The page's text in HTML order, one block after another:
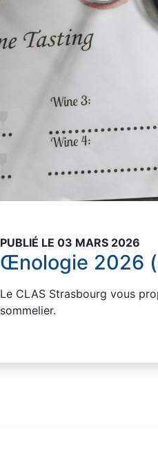
PUBLIÉ LE 03 MARS 2026
Œnologie 2026
Le CLAS Strasbourg vous
sommelier.